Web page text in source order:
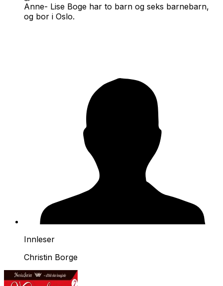
Anne- Lise Boge har to barn og seks barnebarn,
og bor i Oslo.
Innleser
Christin Borge